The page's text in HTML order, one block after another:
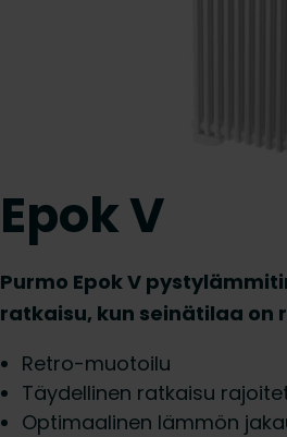
Epok V
Purmo Epok V
ratkaisu, kun seinätilaa on
Retro-muotoilu
Täydellinen ratkaisu
Optimaalinen lämmön